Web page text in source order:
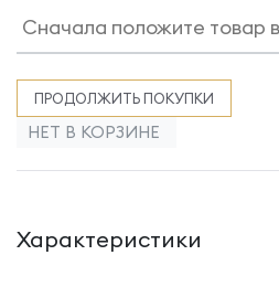
ПРОДОЛЖИТЬ ПОКУПКИ
НЕТ В КОРЗИНЕ
Характеристики